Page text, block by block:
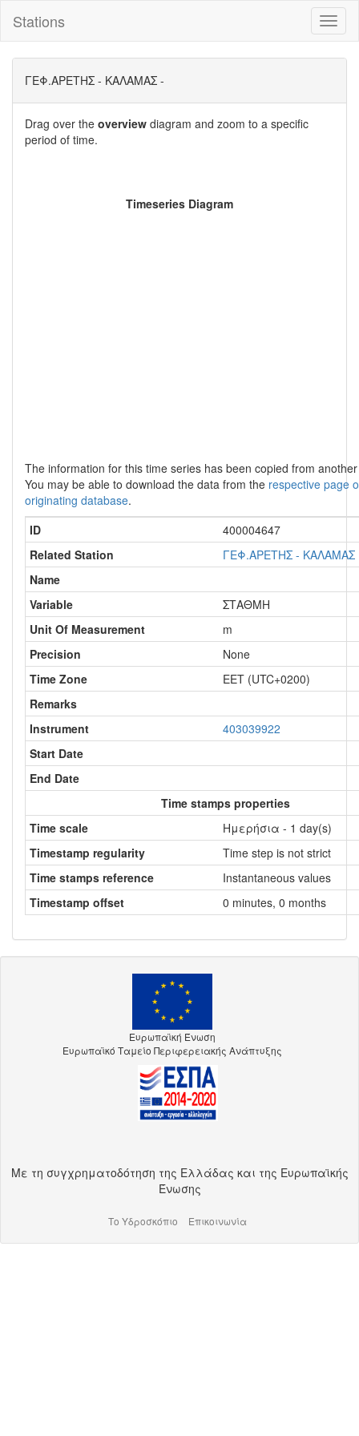
Stations
ΓΕΦ.ΑΡΕΤΗΣ - ΚΑΛΑΜΑΣ -
Drag over the overview diagram and zoom to a specific
period of time.
Timeseries Diagram
The information for this time series has been copied from
You may be able to download the data from the respective page
originating database.
ID
400004647
Related Station
ΓΕΦ.ΑΡΕΤΗΣ - ΚΑΛΑΜΑΣ
Name
Variable
ΣΤΑΘΜΗ
Unit Of Measurement
m
Precision
None
Time Zone
EET (UTC+0200)
Remarks
Instrument
403039922
Start Date
End Date
Time stamps properties
Time scale
Ημερήσια - 1 day(s)
Timestamp regularity
Time step is not strict
Time stamps reference
Instantaneous values
Timestamp offset
0 minutes, 0 months
Ευρωπαϊκή Ένωση
Ευρωπαϊκό Ταμείο Περιφερειακής Ανάπτυξης
Με τη συγχρηματοδότηση της Ελλάδας και της Ευρωπαϊκής
Ένωσης
Το Υδροσκόπιο Επικοινωνία